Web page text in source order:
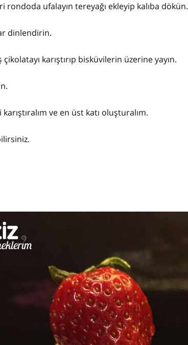
rondoda ufalayın tereyağı ekleyip kalıba dökün.
dinlendirin.
karıştırıp bisküvilerin üzerine yayın.
ve en üst katı oluşturalım.